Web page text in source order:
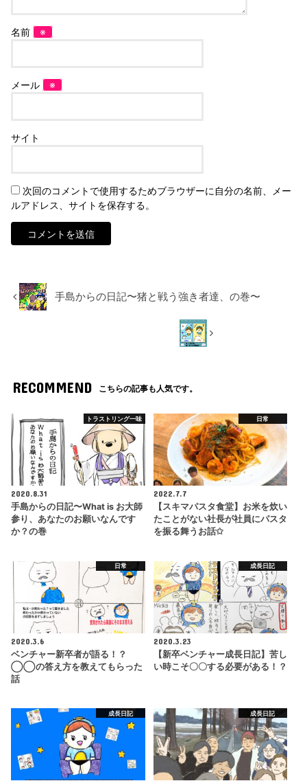
名前 ※
メール ※
サイト
次回のコメントで使用するためブラウザーに自分の名前、メー
ルアドレス、サイトを保存する。
手島からの日記〜猪と戦う強き者達、の巻〜
RECOMMEND こちらの記事も人気です。
トラストリング一味
2020.8.31
手島からの日記〜What is お大師
参り、あなたのお願いなんです
か？の巻
日常
2022.7.7
【スキマパスタ食堂】お米を炊い
たことがない社長が社員にパスタ
を振る舞うお話✩
日常
2020.3.6
ベンチャー新卒者が語る！？
◯◯の答え方を教えてもらった
話
成長日記
2020.3.23
【新卒ベンチャー成長日記】苦し
い時こそ〇〇する必要がある！？
成長日記 成長日記